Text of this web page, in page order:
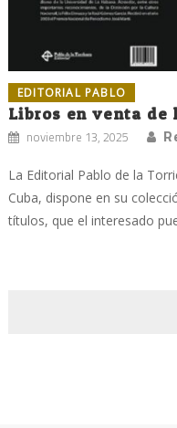
EDITORIAL PABLO
Libros en venta de
noviembre 13, 2025
La Editorial Pablo de la
Cuba, dispone en su
títulos, que el interesado